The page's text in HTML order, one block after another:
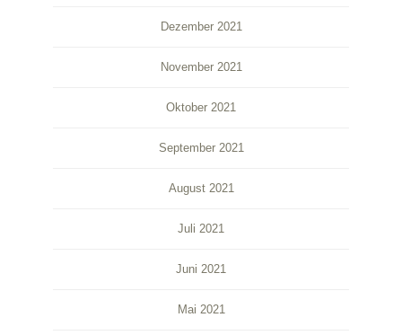
Dezember 2021
November 2021
Oktober 2021
September 2021
August 2021
Juli 2021
Juni 2021
Mai 2021